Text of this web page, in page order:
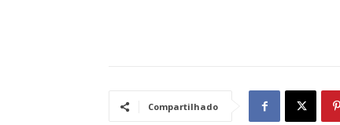
Compartilhado